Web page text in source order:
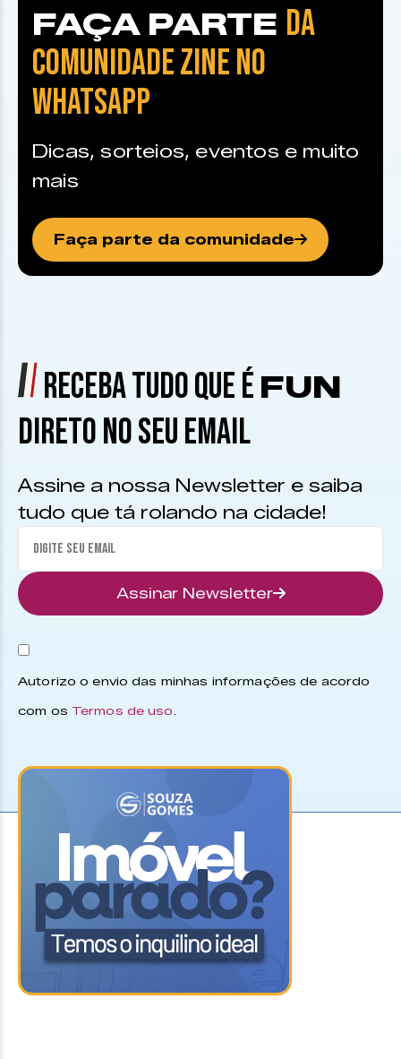
FAÇA PARTE DA
COMUNIDADE ZINE NO
WHATSAPP
Dicas, sorteios, eventos e muito
mais
Faça parte da comunidade
RECEBA TUDO QUE É FUN
DIRETO NO SEU EMAIL
Assine a nossa Newsletter e saiba
tudo que tá rolando na cidade!
Assinar Newsletter
Autorizo o envio das minhas informações de acordo
com os Termos de uso